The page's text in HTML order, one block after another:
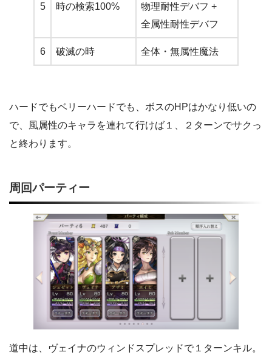
5 時の検索100%
物理耐性デバフ +
全属性耐性デバフ
6 破滅の時 全体・無属性魔法
ハードでもベリーハードでも、ボスのHPはかなり低いの
で、風属性のキャラを連れて行けば１、２ターンでサクっ
と終わります。
周回パーティー
道中は、ヴェイナのウィンドスプレッドで１ターンキル。